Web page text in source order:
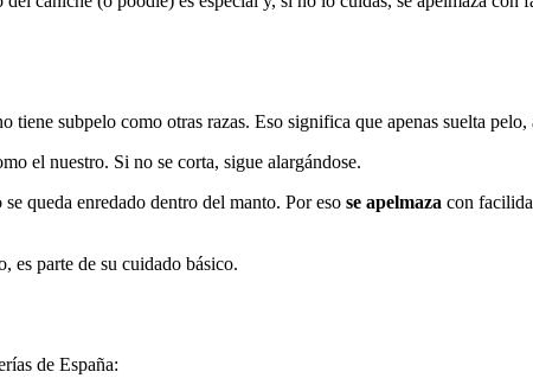
tiene subpelo como otras razas. Eso significa que apenas suelta
el nuestro. Si no se corta, sigue alargándose.
queda enredado dentro del manto. Por eso se apelmaza con
es parte de su cuidado básico.
de España: